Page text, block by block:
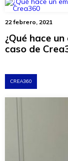
22 febrero, 2021
¿Qué hace
caso de
CREA360